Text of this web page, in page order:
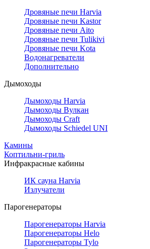
Дровяные печи Harvia
Дровяные печи Kastor
Дровяные печи Aito
Дровяные печи Tulikivi
Дровяные печи Kota
Водонагреватели
Дополнительно
Дымоходы
Дымоходы Harvia
Дымоходы Вулкан
Дымоходы Craft
Дымоходы Schiedel UNI
Камины
Коптильни-гриль
Инфракрасные кабины
ИК сауна Harvia
Излучатели
Парогенераторы
Парогенераторы Harvia
Парогенераторы Helo
Парогенераторы Tylo